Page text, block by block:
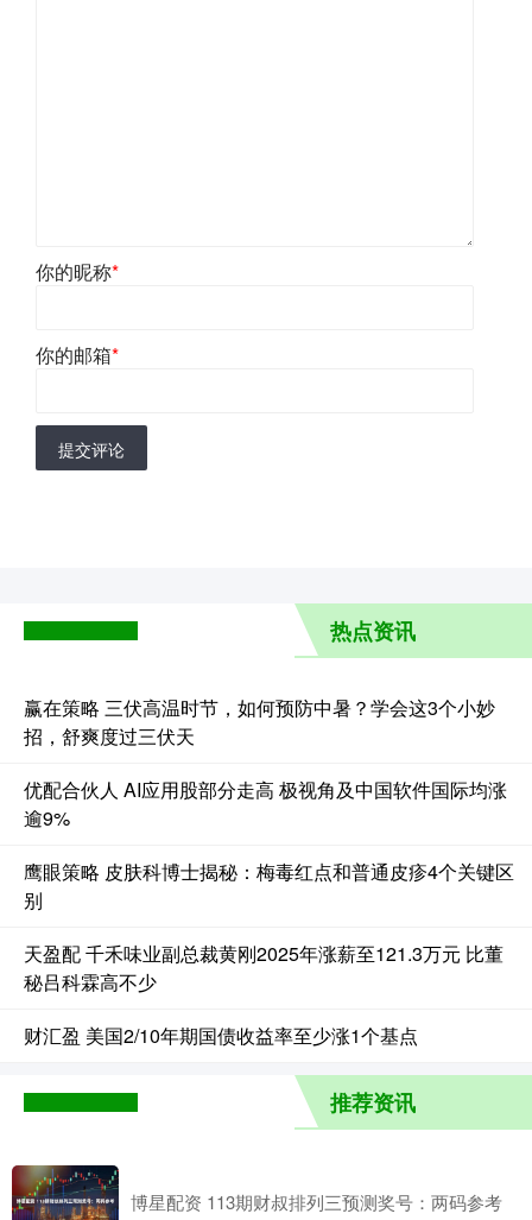
你的昵称*
你的邮箱*
提交评论
热点资讯
赢在策略 三伏高温时节，如何预防中暑？学会这3个小妙
招，舒爽度过三伏天
优配合伙人 AI应用股部分走高 极视角及中国软件国际均涨
逾9%
鹰眼策略 皮肤科博士揭秘：梅毒红点和普通皮疹4个关键区
别
天盈配 千禾味业副总裁黄刚2025年涨薪至121.3万元 比董
秘吕科霖高不少
财汇盈 美国2/10年期国债收益率至少涨1个基点
推荐资讯
博星配资 113期财叔排列三预测奖号：两码参考